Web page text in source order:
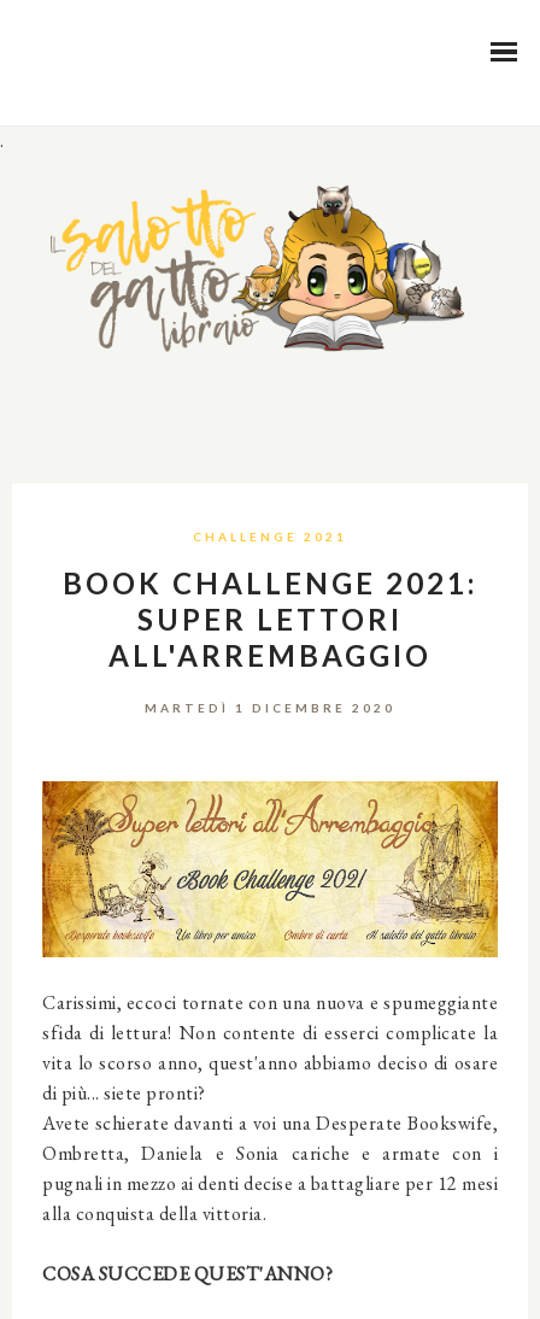
.
CHALLENGE 2021
BOOK CHALLENGE 2021:
SUPER LETTORI
ALL'ARREMBAGGIO
MARTEDÌ 1 DICEMBRE 2020
Carissimi, eccoci tornate con una nuova e spumeggiante
sfida di lettura! Non contente di esserci complicate la
vita lo scorso anno, quest'anno abbiamo deciso di osare
di più... siete pronti?
Avete schierate davanti a voi una Desperate Bookswife,
Ombretta, Daniela e Sonia cariche e armate con i
pugnali in mezzo ai denti decise a battagliare per 12 mesi
alla conquista della vittoria.
COSA SUCCEDE QUEST'ANNO?